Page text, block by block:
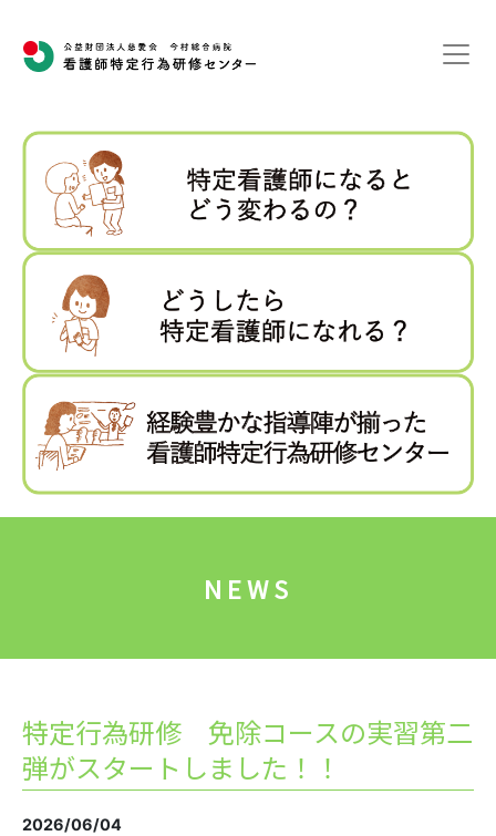
NEWS
特定行為研修 免除コースの実習第二
弾がスタートしました！！
2026/06/04